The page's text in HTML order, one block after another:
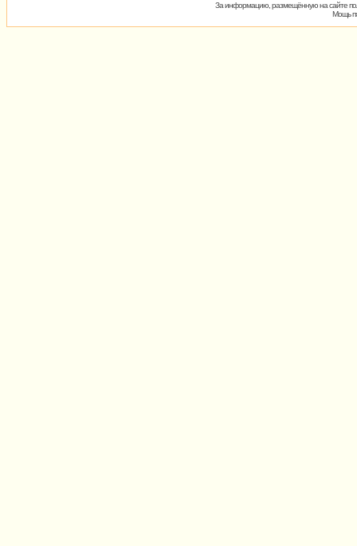
За информацию, размещённую на сайте
Мощь